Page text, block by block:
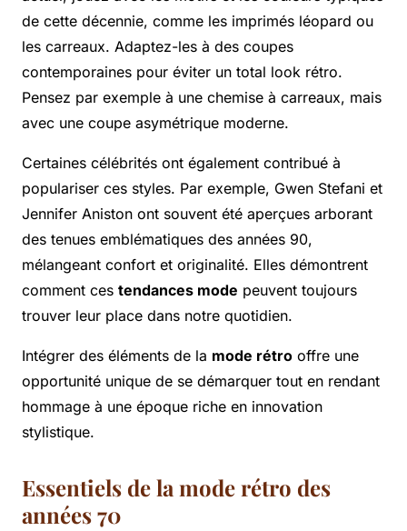
de cette décennie, comme les imprimés léopard ou
les carreaux. Adaptez-les à des coupes
contemporaines pour éviter un total look rétro.
Pensez par exemple à une chemise à carreaux, mais
avec une coupe asymétrique moderne.
Certaines célébrités ont également contribué à
populariser ces styles. Par exemple, Gwen Stefani et
Jennifer Aniston ont souvent été aperçues arborant
des tenues emblématiques des années 90,
mélangeant confort et originalité. Elles démontrent
comment ces tendances mode peuvent toujours
trouver leur place dans notre quotidien.
Intégrer des éléments de la mode rétro offre une
opportunité unique de se démarquer tout en rendant
hommage à une époque riche en innovation
stylistique.
Essentiels de la mode rétro des
années 70